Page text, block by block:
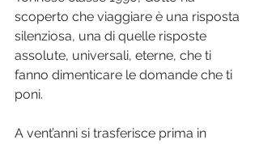
scoperto che viaggiare è una risposta
silenziosa, una di quelle risposte
assolute, universali, eterne, che ti
fanno dimenticare le domande che ti
poni.
A vent’anni si trasferisce prima in